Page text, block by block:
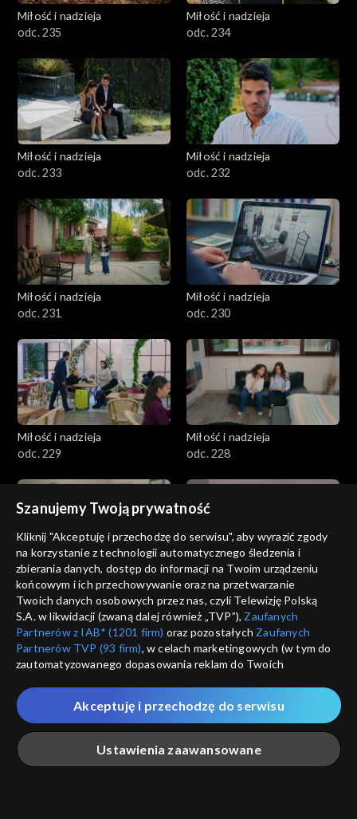
Miłość i nadzieja
odc. 235
Miłość i nadzieja
odc. 234
Miłość i nadzieja
odc. 233
Miłość i nadzieja
odc. 232
Miłość i nadzieja
odc. 231
Miłość i nadzieja
odc. 230
Miłość i nadzieja
odc. 229
Miłość i nadzieja
odc. 228
Miłość i nadzieja
odc. 227
Miłość i nadzieja
odc. 226
Miłość i nadzieja
odc. 225
Miłość i nadzieja
odc. 224
Szanujemy Twoją prywatność
Kliknij "Akceptuję i przechodzę do serwisu", aby wyrazić zgody
na korzystanie z technologii automatycznego śledzenia i
zbierania danych, dostęp do informacji na Twoim urządzeniu
końcowym i ich przechowywanie oraz na przetwarzanie
Twoich danych osobowych przez nas, czyli Telewizję Polską
S.A. w likwidacji (zwaną dalej również „TVP”), Zaufanych
Partnerów z IAB* (1201 firm) oraz pozostałych Zaufanych
Partnerów TVP (93 firm), w celach marketingowych (w tym do
zautomatyzowanego dopasowania reklam do Twoich
które wskazujemy poniżej, a także zgody na udostępnianie
przez nas identyfikatora PPID do Google.
Twoje dane osobowe zbierane podczas odwiedzania przez
Ciebie naszych
poszczególnych serwisówzwanych dalej
„Portalem”, w tym informacje zapisywane za pomocą
Ustawienia zaawansowane
Akceptuję i przechodzę do serwisu